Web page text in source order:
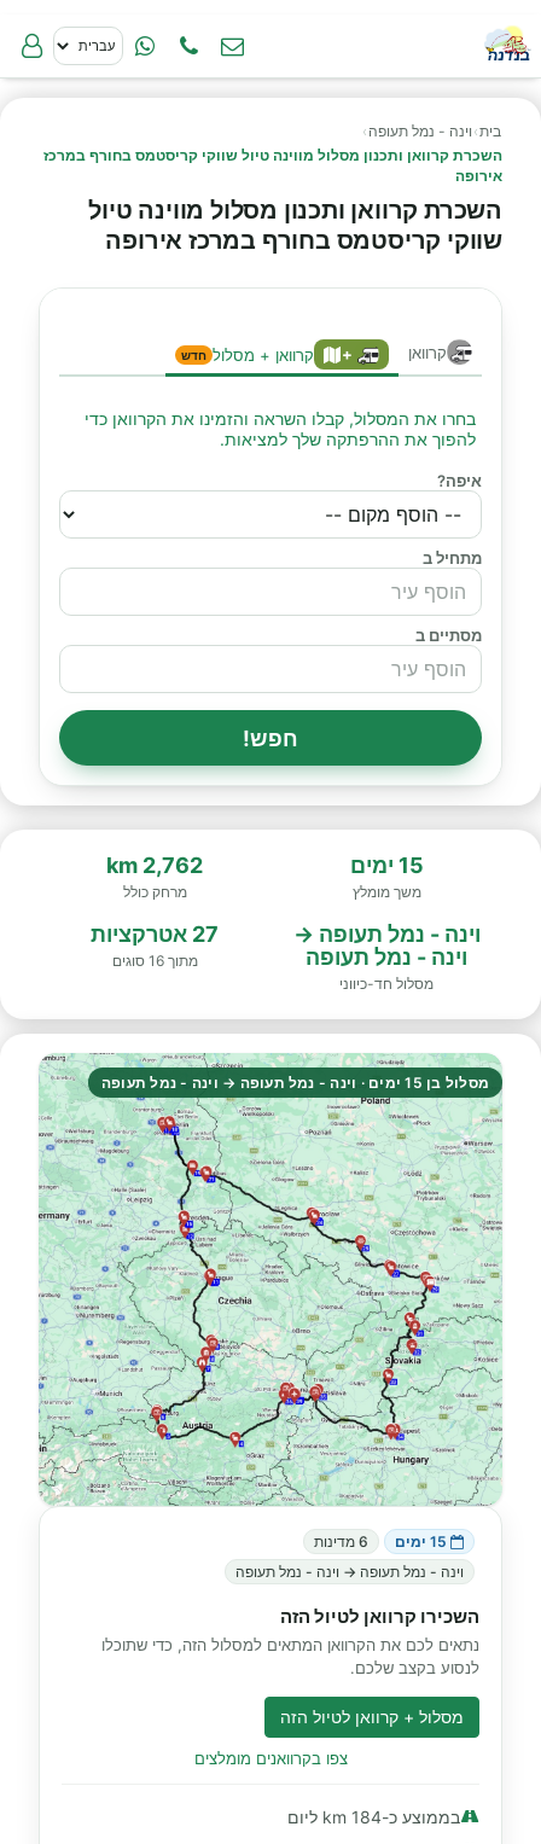
בית› וינה - נמל תעופה ›
השכרת קרוואן ותכנון מסלול מווינה טיול שווקי קריסטמס בחורף במרכז
אירופה
השכרת קרוואן ותכנון מסלול מווינה טיול
שווקי קריסטמס בחורף במרכז אירופה
קרוואן + קרוואן + מסלול חדש
בחרו את המסלול, קבלו השראה והזמינו את הקרוואן כדי
להפוך את ההרפתקה שלך למציאות.
איפה?
מתחיל ב
מסתיים ב
חפש!
15 ימים
משך מומלץ
2,762 km
מרחק כולל
וינה - נמל תעופה →
וינה - נמל תעופה
מסלול חד-כיווני
27 אטרקציות
מתוך 16 סוגים
מסלול בן 15 ימים · וינה - נמל תעופה → וינה - נמל תעופה
6 מדינות
וינה - נמל תעופה → וינה - נמל תעופה
השכירו קרוואן לטיול הזה
נתאים לכם את הקרוואן המתאים למסלול הזה, כדי שתוכלו
לנסוע בקצב שלכם.
מסלול + קרוואן לטיול הזה
צפו בקרוואנים מומלצים
בממוצע כ-184 km ליום